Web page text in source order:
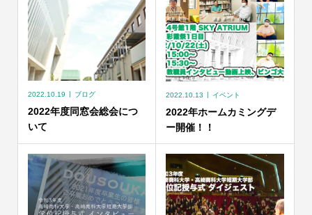
2022.10.19 ブログ
2022年度同窓会総会につ
いて
2022.10.13 イベント
2022年ホームカミングデ
ー開催！！